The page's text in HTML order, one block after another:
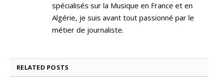
spécialisés sur la Musique en France et en
Algérie, je suis avant tout passionné par le
métier de journaliste.
RELATED POSTS